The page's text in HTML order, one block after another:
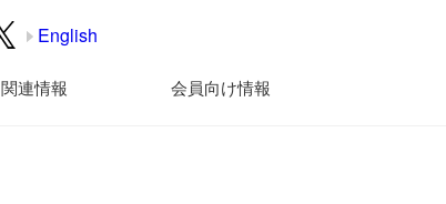
English
関連情報 会員向け情報